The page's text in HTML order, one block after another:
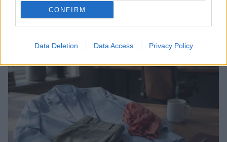
CONFIRM
Data Deletion Data Access Privacy Policy
Continua a leggere
ABBIGLIAMENTO